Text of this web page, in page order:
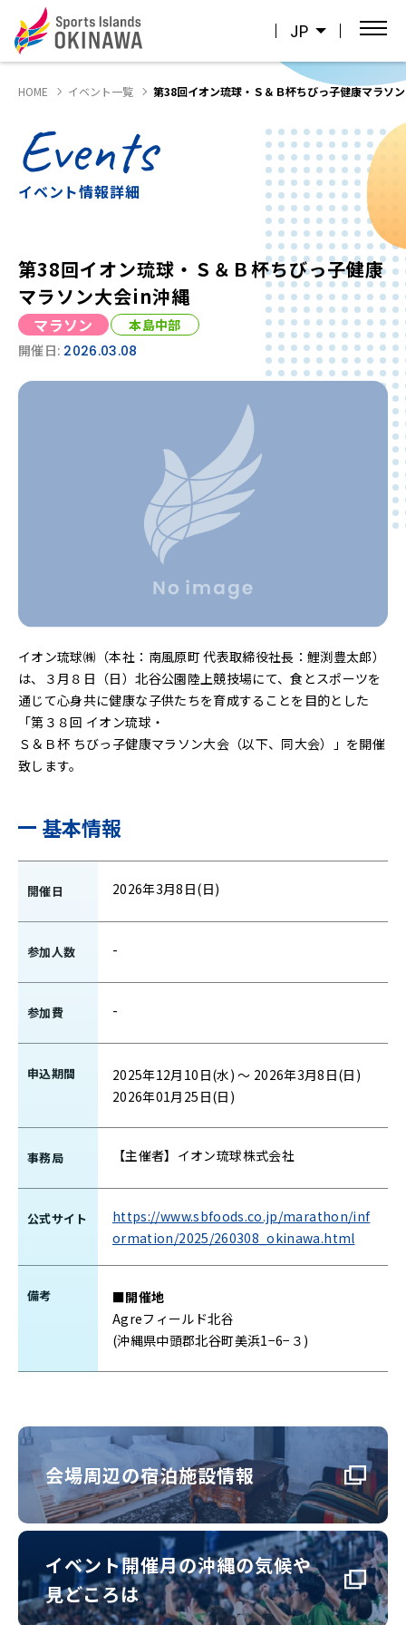
JP
HOME イベント一覧 第38回イオン琉球・Ｓ＆Ｂ杯ちびっ子健康マラソ
Events
イベント情報詳細
第38回イオン琉球・Ｓ＆Ｂ杯ちびっ子健康
マラソン大会in沖縄
マラソン
本島中部
開催日: 2026.03.08
イオン琉球㈱（本社：南風原町 代表取締役社長：鯉渕豊太郎）
は、３月８日（日）北谷公園陸上競技場にて、食とスポーツを
通じて心身共に健康な子供たちを育成することを目的とした
「第３８回 イオン琉球・
Ｓ＆Ｂ杯 ちびっ子健康マラソン大会（以下、同大会）」を開催
致します。
基本情報
開催日 2026年3月8日(日)
参加人数 -
参加費 -
申込期間
2025年12月10日(水) 〜 2026年3月8日(日)
2026年01月25日(日)
事務局 【主催者】イオン琉球株式会社
公式サイト
https://www.sbfoods.co.jp/marathon/inf
ormation/2025/260308_okinawa.html
備考
■開催地
Agreフィールド北谷
(沖縄県中頭郡北谷町美浜1−6−３)
会場周辺の宿泊施設情報
イベント開催月の沖縄の気候や
見どころは